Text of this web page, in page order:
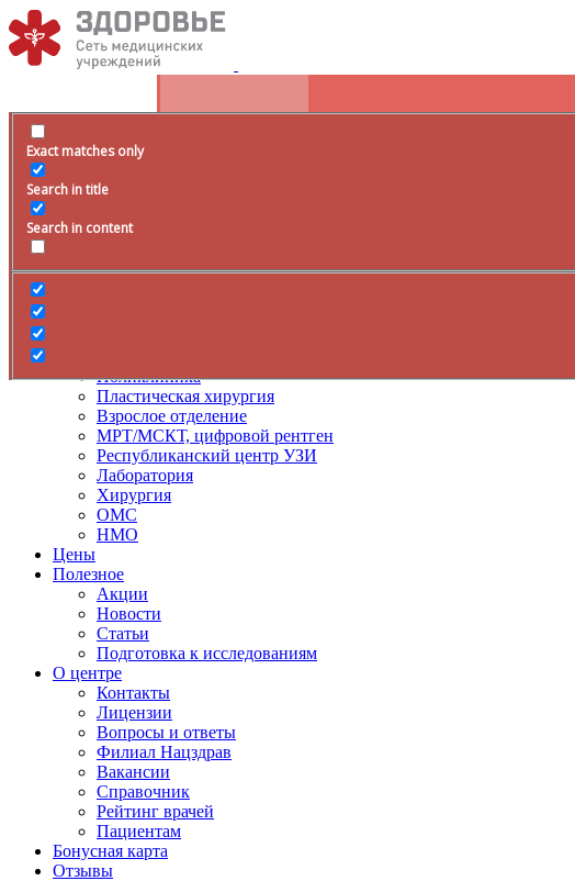
Exact matches only
Search in title
Search in content
Расписание
+79285399105 Время работы
Поликлиника
Пластическая хирургия
Взрослое отделение
МРТ/МСКТ, цифровой рентген
Республиканский центр УЗИ
Лаборатория
Хирургия
ОМС
НМО
Цены
Полезное
Акции
Новости
Статьи
Подготовка к исследованиям
О центре
Контакты
Лицензии
Вопросы и ответы
Филиал Нацздрав
Вакансии
Справочник
Рейтинг врачей
Пациентам
Бонусная карта
Отзывы